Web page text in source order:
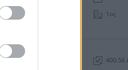
1ος
400.56